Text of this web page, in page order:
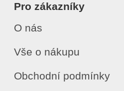
Pro zákazníky
O nás
Vše o nákupu
Obchodní podmínky